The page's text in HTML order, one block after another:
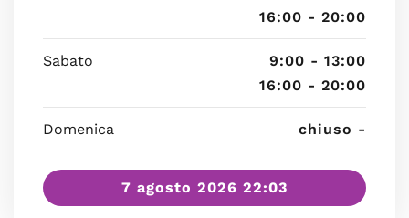
16:00 - 20:00
Sabato
9:00 - 13:00
16:00 - 20:00
Domenica chiuso -
7 agosto 2026 22:03